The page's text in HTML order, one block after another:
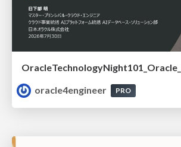
oracle4engineer
PRO